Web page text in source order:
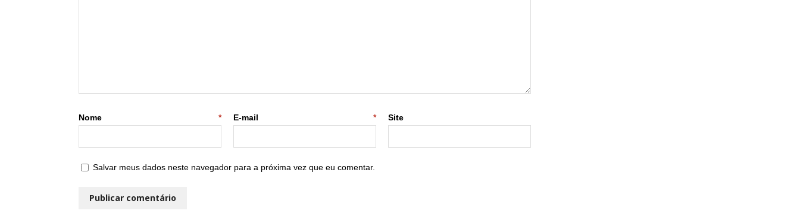
Nome * E-mail * Site
Salvar meus dados neste navegador para a próxima vez que eu comentar.